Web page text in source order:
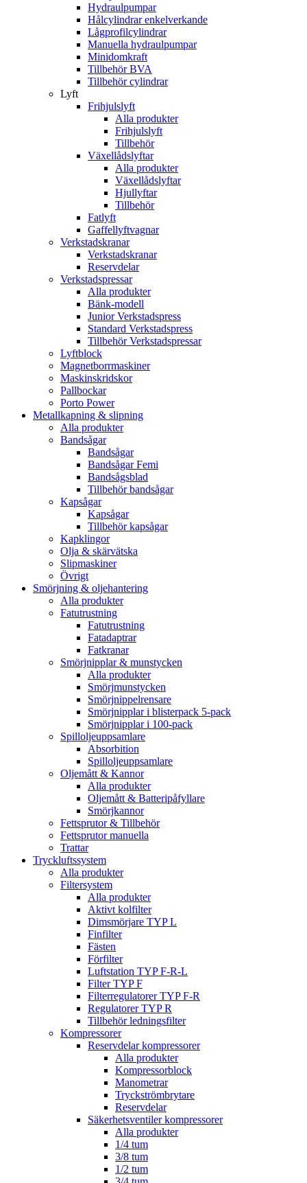
Hydraulpumpar
Hålcylindrar enkelverkande
Lågprofilcylindrar
Manuella hydraulpumpar
Minidomkraft
Tillbehör BVA
Tillbehör cylindrar
Lyft
Frihjulslyft
Alla produkter
Frihjulslyft
Tillbehör
Växellådslyftar
Alla produkter
Växellådslyftar
Hjullyftar
Tillbehör
Fatlyft
Gaffellyftvagnar
Verkstadskranar
Verkstadskranar
Reservdelar
Verkstadspressar
Alla produkter
Bänk-modell
Junior Verkstadspress
Standard Verkstadspress
Tillbehör Verkstadspressar
Lyftblock
Magnetborrmaskiner
Maskinskridskor
Pallbockar
Porto Power
Metallkapning & slipning
Alla produkter
Bandsågar
Bandsågar
Bandsågar Femi
Bandsågsblad
Tillbehör bandsågar
Kapsågar
Kapsågar
Tillbehör kapsågar
Kapklingor
Olja & skärvätska
Slipmaskiner
Övrigt
Smörjning & oljehantering
Alla produkter
Fatutrustning
Fatutrustning
Fatadaptrar
Fatkranar
Smörjnipplar & munstycken
Alla produkter
Smörjmunstycken
Smörjnippelrensare
Smörjnipplar i blisterpack 5-pack
Smörjnipplar i 100-pack
Spilloljeuppsamlare
Absorbition
Spilloljeuppsamlare
Oljemått & Kannor
Alla produkter
Oljemått & Batteripåfyllare
Smörjkannor
Fettsprutor & Tillbehör
Fettsprutor manuella
Trattar
Tryckluftssystem
Alla produkter
Filtersystem
Alla produkter
Aktivt kolfilter
Dimsmörjare TYP L
Finfilter
Fästen
Förfilter
Luftstation TYP F-R-L
Filter TYP F
Filterregulatorer TYP F-R
Regulatorer TYP R
Tillbehör ledningsfilter
Kompressorer
Reservdelar kompressorer
Alla produkter
Kompressorblock
Manometrar
Tryckströmbrytare
Reservdelar
Säkerhetsventiler kompressorer
Alla produkter
1/4 tum
3/8 tum
1/2 tum